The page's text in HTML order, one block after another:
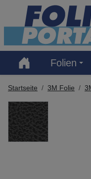
Hauptregion der Seite
Folien
Startseite 3M Folie